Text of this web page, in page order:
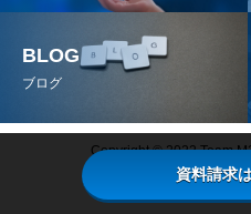
BLOG
ブログ
Copyright © 2022 Team
プライバシーポリシー
資料請求